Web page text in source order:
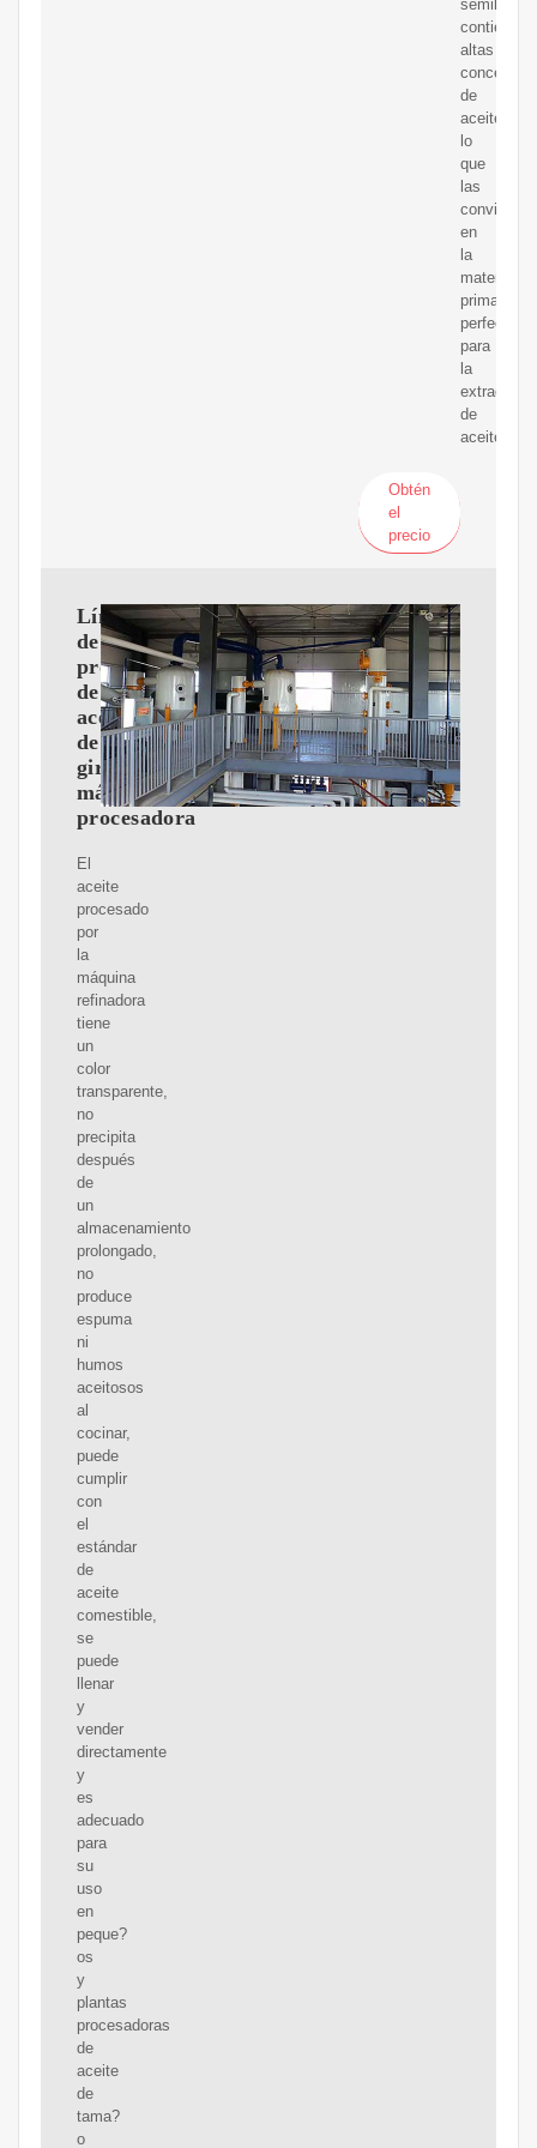
semillas
contienen
altas
de
aceite,
lo
que
las
convierte
en
la
materia
prima
perfecta
para
la
extracción
de
aceite.
Obtén
el
precio
Línea
de
producción
de
aceite
de
girasol,
máquina
procesadora
El
aceite
procesado
por
la
máquina
refinadora
tiene
un
color
transparente,
no
precipita
después
de
un
almacenamiento
prolongado,
no
produce
espuma
ni
humos
aceitosos
al
cocinar,
puede
cumplir
con
el
estándar
de
aceite
comestible,
se
puede
llenar
y
vender
directamente
y
es
adecuado
para
su
uso
en
peque?
os
y
plantas
procesadoras
de
aceite
de
tama?
o